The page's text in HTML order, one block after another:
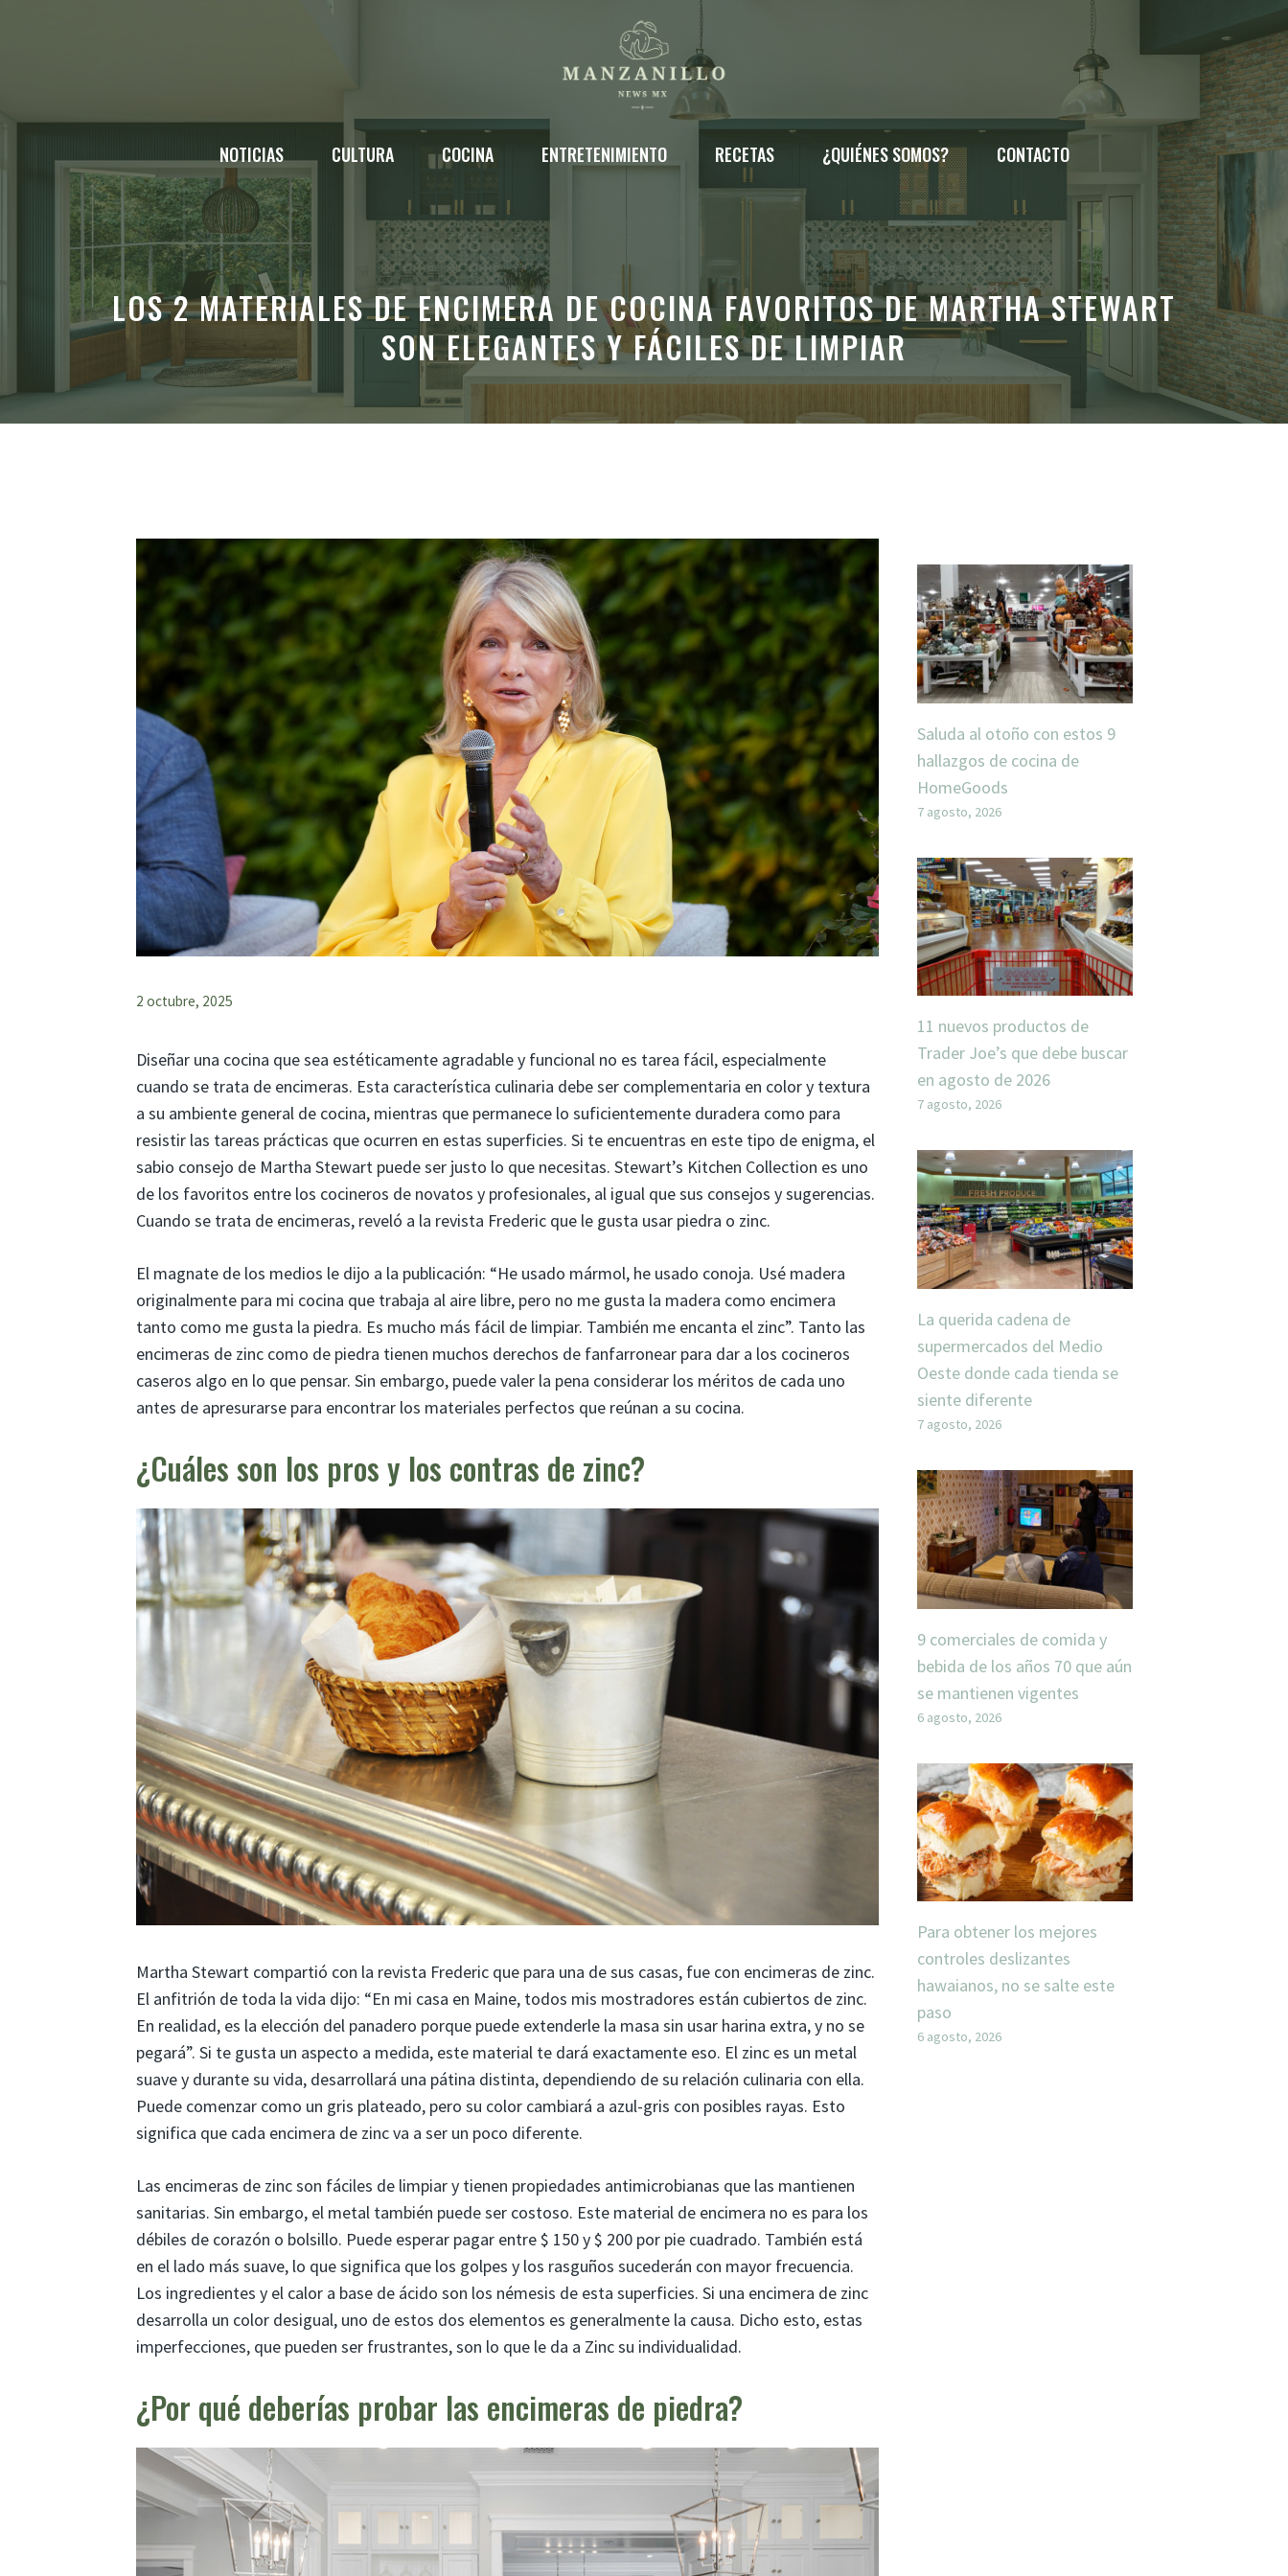
NOTICIAS CULTURA COCINA ENTRETENIMIENTO RECETAS ¿QUIÉNES SOMOS? CONTACTO
LOS 2 MATERIALES DE ENCIMERA DE COCINA FAVORITOS DE MARTHA STEWART
SON ELEGANTES Y FÁCILES DE LIMPIAR
2 octubre, 2025
Diseñar una cocina que sea estéticamente agradable y funcional no es tarea fácil, especialmente
cuando se trata de encimeras. Esta característica culinaria debe ser complementaria en color y textura
a su ambiente general de cocina, mientras que permanece lo suficientemente duradera como para
resistir las tareas prácticas que ocurren en estas superficies. Si te encuentras en este tipo de enigma, el
sabio consejo de Martha Stewart puede ser justo lo que necesitas. Stewart’s Kitchen Collection es uno
de los favoritos entre los cocineros de novatos y profesionales, al igual que sus consejos y sugerencias.
Cuando se trata de encimeras, reveló a la revista Frederic que le gusta usar piedra o zinc.
El magnate de los medios le dijo a la publicación: “He usado mármol, he usado conoja. Usé madera
originalmente para mi cocina que trabaja al aire libre, pero no me gusta la madera como encimera
tanto como me gusta la piedra. Es mucho más fácil de limpiar. También me encanta el zinc”. Tanto las
encimeras de zinc como de piedra tienen muchos derechos de fanfarronear para dar a los cocineros
caseros algo en lo que pensar. Sin embargo, puede valer la pena considerar los méritos de cada uno
antes de apresurarse para encontrar los materiales perfectos que reúnan a su cocina.
¿Cuáles son los pros y los contras de zinc?
Martha Stewart compartió con la revista Frederic que para una de sus casas, fue con encimeras de zinc.
El anfitrión de toda la vida dijo: “En mi casa en Maine, todos mis mostradores están cubiertos de zinc.
En realidad, es la elección del panadero porque puede extenderle la masa sin usar harina extra, y no se
pegará”. Si te gusta un aspecto a medida, este material te dará exactamente eso. El zinc es un metal
suave y durante su vida, desarrollará una pátina distinta, dependiendo de su relación culinaria con ella.
Puede comenzar como un gris plateado, pero su color cambiará a azul-gris con posibles rayas. Esto
significa que cada encimera de zinc va a ser un poco diferente.
Las encimeras de zinc son fáciles de limpiar y tienen propiedades antimicrobianas que las mantienen
sanitarias. Sin embargo, el metal también puede ser costoso. Este material de encimera no es para los
débiles de corazón o bolsillo. Puede esperar pagar entre $ 150 y $ 200 por pie cuadrado. También está
en el lado más suave, lo que significa que los golpes y los rasguños sucederán con mayor frecuencia.
Los ingredientes y el calor a base de ácido son los némesis de esta superficies. Si una encimera de zinc
desarrolla un color desigual, uno de estos dos elementos es generalmente la causa. Dicho esto, estas
imperfecciones, que pueden ser frustrantes, son lo que le da a Zinc su individualidad.
¿Por qué deberías probar las encimeras de piedra?
Saluda al otoño con estos 9
hallazgos de cocina de
HomeGoods
7 agosto, 2026
11 nuevos productos de
Trader Joe’s que debe buscar
en agosto de 2026
7 agosto, 2026
La querida cadena de
supermercados del Medio
Oeste donde cada tienda se
siente diferente
7 agosto, 2026
9 comerciales de comida y
bebida de los años 70 que aún
se mantienen vigentes
6 agosto, 2026
Para obtener los mejores
controles deslizantes
hawaianos, no se salte este
paso
6 agosto, 2026